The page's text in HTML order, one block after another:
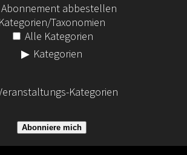
Abonnement abbestellen
Kategorien/Taxonomien
Alle Kategorien
Kategorien
Kategorien
Abonniere mich